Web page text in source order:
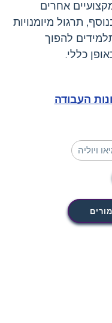
אחרים
תרגול מיומנויות
להפוך
כללי.
העבודה